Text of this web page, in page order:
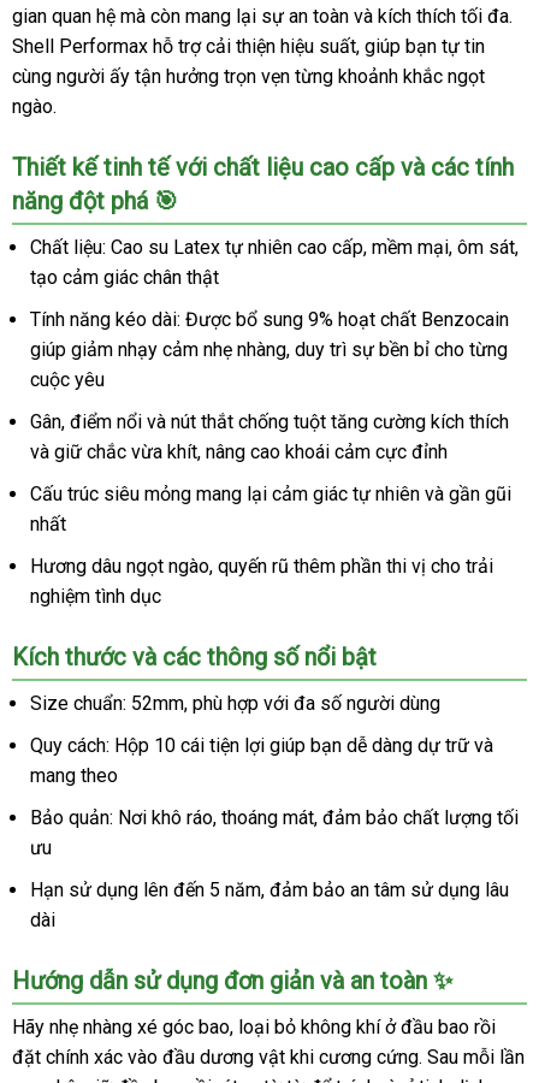
siêu
mỏng
kéo
dài
thời
10
cái
gian quan hệ mà còn mang lại sự an toàn và kích thích tối đa.
Shell Performax hỗ trợ cải thiện hiệu suất, giúp bạn tự tin
cùng người ấy tận hưởng trọn vẹn từng khoảnh khắc ngọt
ngào.
Thiết kế tinh tế với chất liệu cao cấp và các tính
năng đột phá 🎯
Chất liệu: Cao su Latex tự nhiên cao cấp, mềm mại, ôm sát,
tạo cảm giác chân thật
Tính năng kéo dài: Được bổ sung 9% hoạt chất Benzocain
giúp giảm nhạy cảm nhẹ nhàng, duy trì sự bền bỉ cho từng
cuộc yêu
Gân, điểm nổi và nút thắt chống tuột tăng cường kích thích
và giữ chắc vừa khít, nâng cao khoái cảm cực đỉnh
Cấu trúc siêu mỏng mang lại cảm giác tự nhiên và gần gũi
nhất
Hương dâu ngọt ngào, quyến rũ thêm phần thi vị cho trải
nghiệm tình dục
Kích thước và các thông số nổi bật
Size chuẩn: 52mm, phù hợp với đa số người dùng
Quy cách: Hộp 10 cái tiện lợi giúp bạn dễ dàng dự trữ và
mang theo
Bảo quản: Nơi khô ráo, thoáng mát, đảm bảo chất lượng tối
ưu
Hạn sử dụng lên đến 5 năm, đảm bảo an tâm sử dụng lâu
dài
Hướng dẫn sử dụng đơn giản và an toàn ✨
Hãy nhẹ nhàng xé góc bao, loại bỏ không khí ở đầu bao rồi
đặt chính xác vào đầu dương vật khi cương cứng. Sau mỗi lần